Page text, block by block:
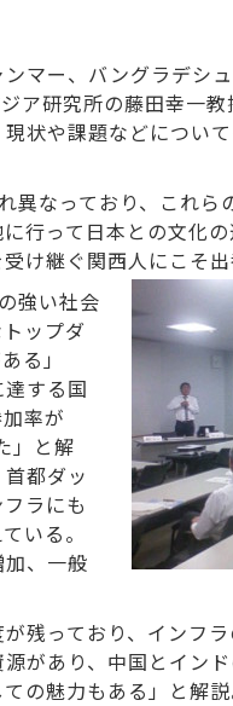
マー、バングラデシ
ア研究所の藤田幸一
状や課題などについ
異なっており、これ
行って日本との文化
け継ぐ関西人にこそ出
強い社会
ップダ
る」
する国
率が
」と解
都ダッ
ラにも
いる。
、一般
残っており、インフ
があり、中国とイン
の魅力もある」と解